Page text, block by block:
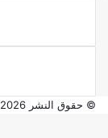
© حقوق النشر 2026، جميع الحقوق محفوظة | تصميم :